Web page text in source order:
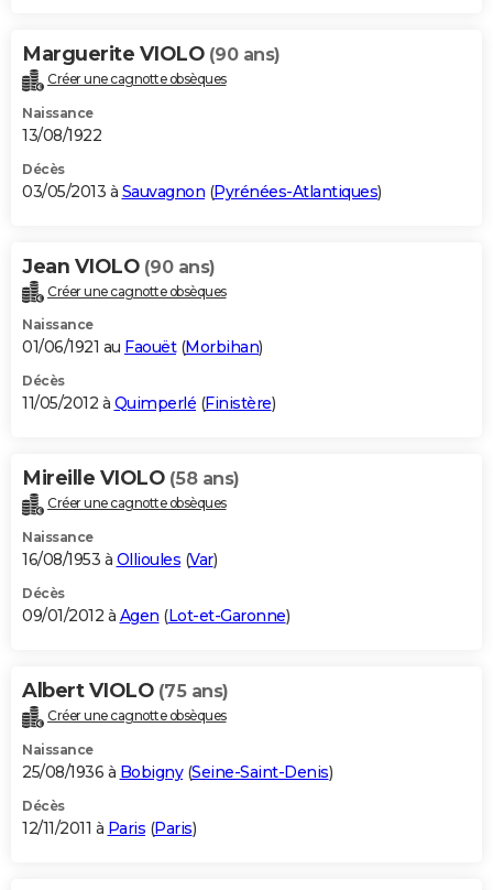
Marguerite VIOLO (90 ans)
Créer une cagnotte obsèques
Naissance
13/08/1922
Décès
03/05/2013 à Sauvagnon (Pyrénées-Atlantiques)
Jean VIOLO (90 ans)
Créer une cagnotte obsèques
Naissance
01/06/1921 au Faouët(Morbihan)
Décès
11/05/2012 à Quimperlé (Finistère)
Mireille VIOLO (58 ans)
Créer une cagnotte obsèques
Naissance
16/08/1953 à Ollioules (Var)
Décès
09/01/2012 à Agen (Lot-et-Garonne)
Albert VIOLO (75 ans)
Créer une cagnotte obsèques
Naissance
25/08/1936 à Bobigny(Seine-Saint-Denis)
Décès
12/11/2011 à Paris (Paris)